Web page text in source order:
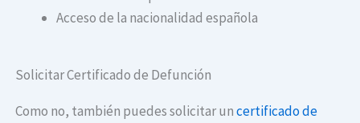
Acceso de la nacionalidad española
Solicitar Certificado de Defunción
Como no, también puedes solicitar uncertificado de